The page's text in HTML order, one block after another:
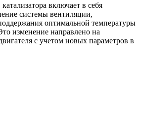
включает в себя
системы вентиляции,
оптимальной температуры
изменение направлено на
с учетом новых параметров в